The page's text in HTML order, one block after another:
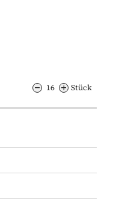
16 Stück